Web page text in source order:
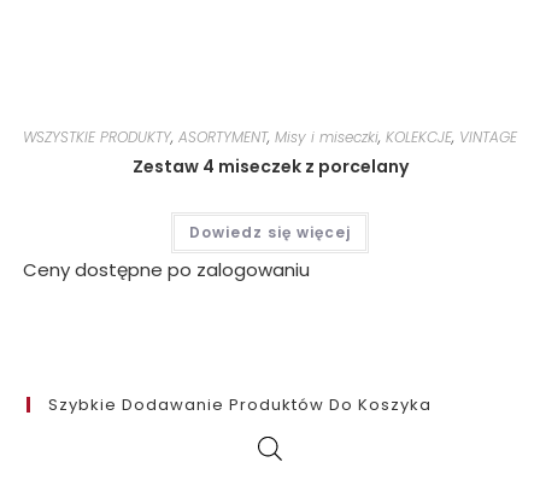
WSZYSTKIE PRODUKTY, ASORTYMENT, Misy i miseczki, KOLEKCJE, VINTAGE
Zestaw 4 miseczek z porcelany
Dowiedz się więcej
Ceny dostępne po zalogowaniu
Szybkie Dodawanie Produktów Do Koszyka